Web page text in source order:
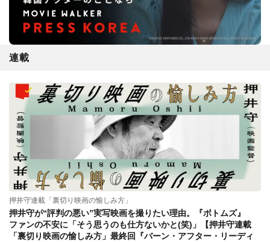
連載
押井守連載「裏切り映画の愉しみ方」
押井守が“評判の悪い”実写映画を撮りたい理由。『ボトムズ』
ファンの不安に「そう思うのも仕方ないかと(笑)」【押井守連載
「裏切り映画の愉しみ方」最終回『バーン・アフター・リーディ